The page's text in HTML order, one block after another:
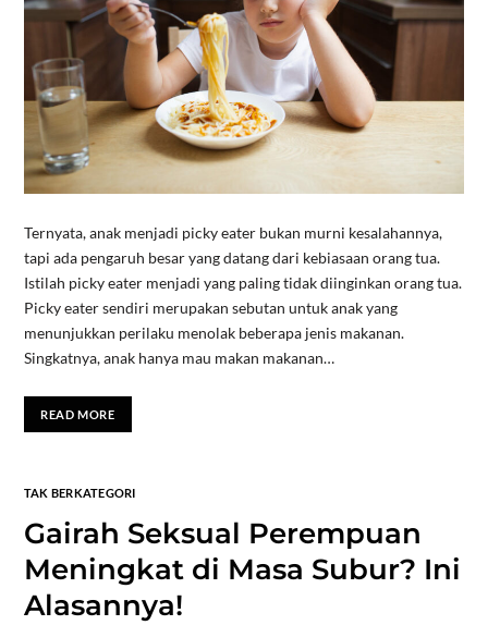
Ternyata, anak menjadi picky eater bukan murni kesalahannya,
tapi ada pengaruh besar yang datang dari kebiasaan orang tua.
Istilah picky eater menjadi yang paling tidak diinginkan orang tua.
Picky eater sendiri merupakan sebutan untuk anak yang
menunjukkan perilaku menolak beberapa jenis makanan.
Singkatnya, anak hanya mau makan makanan…
READ MORE
TAK BERKATEGORI
Gairah Seksual Perempuan
Meningkat di Masa Subur? Ini
Alasannya!